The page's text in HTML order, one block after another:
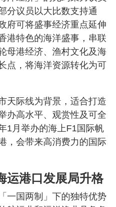
分议员以大比数支持通
府可将盛事经济重点延伸
港特色的海洋盛事，串联
母港经济、渔村文化及海
点，将海洋资源转化为可
天际线为背景，适合打造
办高水平、观赏性及可全
1月举办的海上F1国际帆
，会带来高消费力的国际
运港口发展局升格
一国两制」下的独特优势